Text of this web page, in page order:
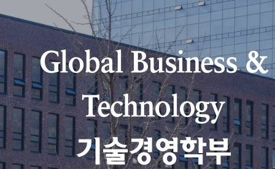
Global Business &
Technology
기술경영학부